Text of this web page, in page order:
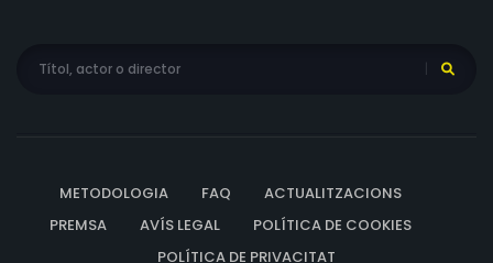
METODOLOGIA FAQ
ACTUALITZACIONS
PREMSA
AVÍS LEGAL
POLÍTICA DE COOKIES
POLÍTICA DE PRIVACITAT